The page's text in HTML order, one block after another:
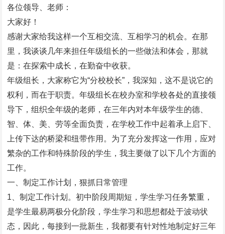
各位领导、老师：
大家好！
感谢大家给我这样一个互相交流、互相学习的机会。在那
里，我谈谈几年来担任年级组长的一些做法和体会，那就
是：在探索中成长，在勤奋中收获。
年级组长，大家称它为“分校校长”，我深知，这不是说它的
权利，而在于职责。年级组长在校办室和学校各处的直接领
导下，组织全年级的老师，在三年内对本年级学生的德、
智、体、美、劳等全面负责，在学校工作中起着承上启下、
上传下达的桥梁和纽带作用。为了充分发挥这一作用，应对
繁杂的工作和特殊阶段的学生，我主要做了以下几个方面的
工作。
一、制定工作计划，狠抓日常管理
1、制定工作计划。初中阶段周期短，学生学习任务繁重，
是学生最易两极分化阶段，学生学习和思想都处于波动状
态，因此，每接到一批新生，我都要有针对性地制定好三年